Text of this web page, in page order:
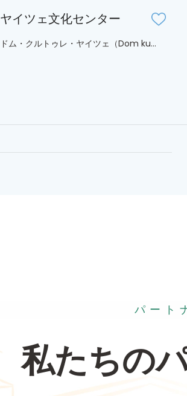
ヤイツェ文化センター
ドム・クルトゥレ・ヤイツェ（Dom ku...
パート
私たちの